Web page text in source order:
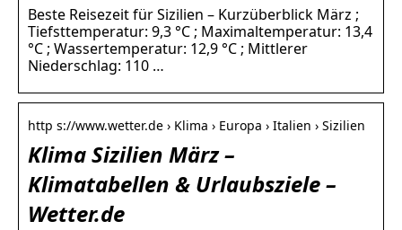
Beste Reisezeit für Sizilien – Kurzüberblick März ;
Tiefsttemperatur: 9,3 °C ; Maximaltemperatur: 13,4
°C ; Wassertemperatur: 12,9 °C ; Mittlerer
Niederschlag: 110 …
http s://www.wetter.de › Klima › Europa › Italien › Sizilien
Klima Sizilien März –
Klimatabellen & Urlaubsziele –
Wetter.de